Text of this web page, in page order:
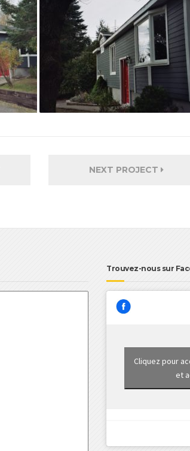
NEXT PROJECT
Trouvez-nous sur
Cliquez pour
et